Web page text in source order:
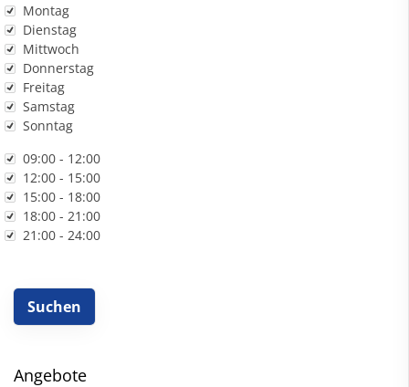
Montag
Dienstag
Mittwoch
Donnerstag
Freitag
Samstag
Sonntag
09:00 - 12:00
12:00 - 15:00
15:00 - 18:00
18:00 - 21:00
21:00 - 24:00
Angebote